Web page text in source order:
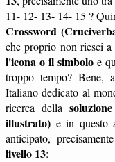
11- 12- 13- 14- 15 ?
Crossword
che proprio non riesci
l'icona o il simbolo e
troppo tempo?
Italiano dedicato al
ricerca della
illustrato) e in questo
anticipato,
livello 13: